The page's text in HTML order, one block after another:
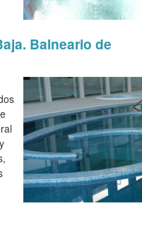
Balneario de